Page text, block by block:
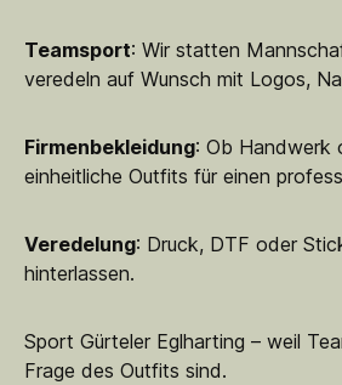
Teamsport: Wir statten
veredeln auf Wunsch mit Logos,
Firmenbekleidung: Ob Handwerk
einheitliche Outfits für einen
Veredelung: Druck, DTF oder
hinterlassen.
Sport Gürteler Eglharting – weil
Frage des Outfits sind.